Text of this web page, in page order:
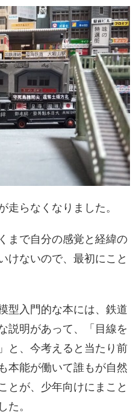
走らなくなりました。
まで自分の感覚と経緯の
けないので、最初にこと
型入門的な本には、鉄道
説明があって、「目線を
と、今考えると当たり前
本能が働いて誰もが自然
とが、少年向けにまこと
た。